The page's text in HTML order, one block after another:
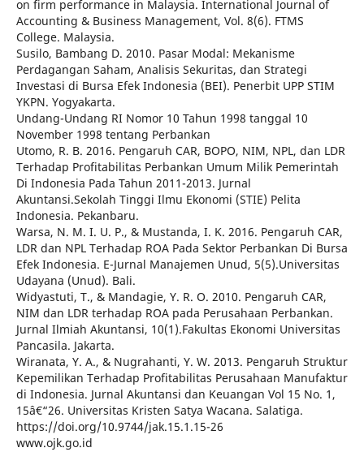
on firm performance in Malaysia. International Journal of
Accounting & Business Management, Vol. 8(6). FTMS
College. Malaysia.
Susilo, Bambang D. 2010. Pasar Modal: Mekanisme
Perdagangan Saham, Analisis Sekuritas, dan Strategi
Investasi di Bursa Efek Indonesia (BEI). Penerbit UPP STIM
YKPN. Yogyakarta.
Undang-Undang RI Nomor 10 Tahun 1998 tanggal 10
November 1998 tentang Perbankan
Utomo, R. B. 2016. Pengaruh CAR, BOPO, NIM, NPL, dan LDR
Terhadap Profitabilitas Perbankan Umum Milik Pemerintah
Di Indonesia Pada Tahun 2011-2013. Jurnal
Akuntansi.Sekolah Tinggi Ilmu Ekonomi (STIE) Pelita
Indonesia. Pekanbaru.
Warsa, N. M. I. U. P., & Mustanda, I. K. 2016. Pengaruh CAR,
LDR dan NPL Terhadap ROA Pada Sektor Perbankan Di Bursa
Efek Indonesia. E-Jurnal Manajemen Unud, 5(5).Universitas
Udayana (Unud). Bali.
Widyastuti, T., & Mandagie, Y. R. O. 2010. Pengaruh CAR,
NIM dan LDR terhadap ROA pada Perusahaan Perbankan.
Jurnal Ilmiah Akuntansi, 10(1).Fakultas Ekonomi Universitas
Pancasila. Jakarta.
Wiranata, Y. A., & Nugrahanti, Y. W. 2013. Pengaruh Struktur
Kepemilikan Terhadap Profitabilitas Perusahaan Manufaktur
di Indonesia. Jurnal Akuntansi dan Keuangan Vol 15 No. 1,
15â€“26. Universitas Kristen Satya Wacana. Salatiga.
https://doi.org/10.9744/jak.15.1.15-26
www.ojk.go.id